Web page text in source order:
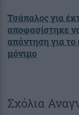
Τσάπαλος για
αποφασίστηκε
απάντηση για το
μόνιμο
Σχόλια